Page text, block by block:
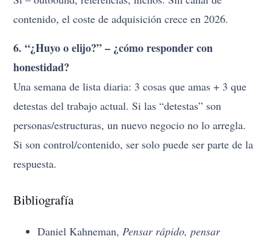
contenido, el coste de adquisición crece en 2026.
6. “¿Huyo o elijo?” – ¿cómo responder con
honestidad?
Una semana de lista diaria: 3 cosas que amas + 3 que
detestas del trabajo actual. Si las “detestas” son
personas/estructuras, un nuevo negocio no lo arregla.
Si son control/contenido, ser solo puede ser parte de la
respuesta.
Bibliografía
Daniel Kahneman, Pensar rápido, pensar